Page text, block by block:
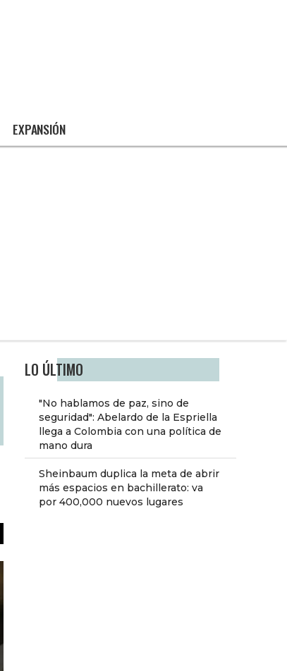
EXPANSIÓN
LO ÚLTIMO
"No hablamos de paz, sino de
seguridad": Abelardo de la Espriella
llega a Colombia con una política de
mano dura
Sheinbaum duplica la meta de abrir
más espacios en bachillerato: va
por 400,000 nuevos lugares